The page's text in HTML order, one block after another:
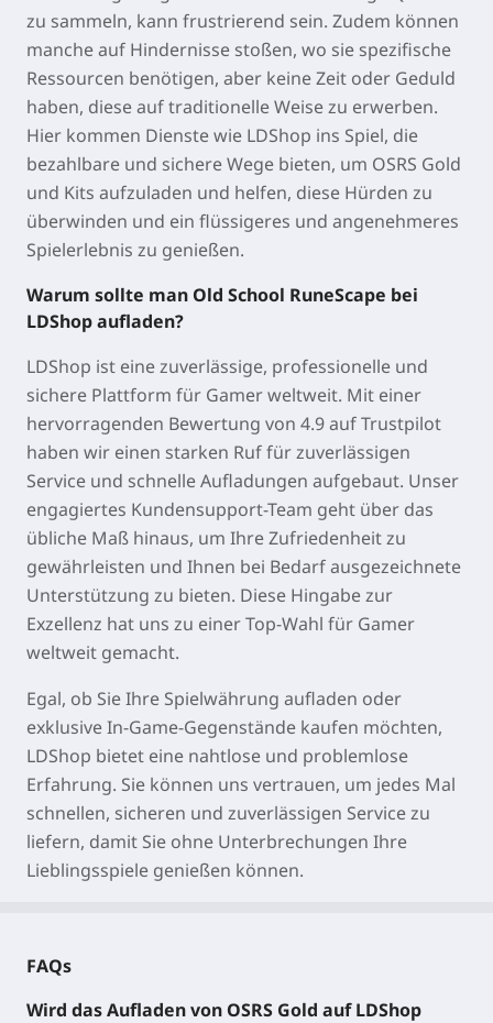
zu sammeln, kann frustrierend sein. Zudem können
manche auf Hindernisse stoßen, wo sie spezifische
Ressourcen benötigen, aber keine Zeit oder Geduld
haben, diese auf traditionelle Weise zu erwerben.
Hier kommen Dienste wie LDShop ins Spiel, die
bezahlbare und sichere Wege bieten, um OSRS Gold
und Kits aufzuladen und helfen, diese Hürden zu
überwinden und ein flüssigeres und angenehmeres
Spielerlebnis zu genießen.
Warum sollte man Old School RuneScape bei
LDShop aufladen?
LDShop ist eine zuverlässige, professionelle und
sichere Plattform für Gamer weltweit. Mit einer
hervorragenden Bewertung von 4.9 auf Trustpilot
haben wir einen starken Ruf für zuverlässigen
Service und schnelle Aufladungen aufgebaut. Unser
engagiertes Kundensupport-Team geht über das
übliche Maß hinaus, um Ihre Zufriedenheit zu
gewährleisten und Ihnen bei Bedarf ausgezeichnete
Unterstützung zu bieten. Diese Hingabe zur
Exzellenz hat uns zu einer Top-Wahl für Gamer
weltweit gemacht.
Egal, ob Sie Ihre Spielwährung aufladen oder
exklusive In-Game-Gegenstände kaufen möchten,
LDShop bietet eine nahtlose und problemlose
Erfahrung. Sie können uns vertrauen, um jedes Mal
schnellen, sicheren und zuverlässigen Service zu
liefern, damit Sie ohne Unterbrechungen Ihre
Lieblingsspiele genießen können.
FAQs
Wird das Aufladen von OSRS Gold auf LDShop